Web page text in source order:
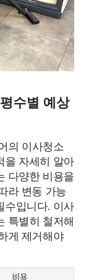
수별 예상
의 이사청소
을 자세히 알아
다양한 비용을
라 변동 가능
수입니다. 이사
특별히 철저해
게 제거해야
비용